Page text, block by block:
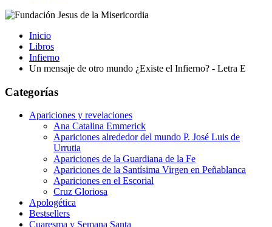
Inicio
Libros
Infierno
Un mensaje de otro mundo ¿Existe el Infierno? - Letra E
Categorías
Apariciones y revelaciones
Ana Catalina Emmerick
Apariciones alrededor del mundo P. José Luis de
Urrutia
Apariciones de la Guardiana de la Fe
Apariciones de la Santísima Virgen en Peñablanca
Apariciones en el Escorial
Cruz Gloriosa
Apologética
Bestsellers
Cuaresma y Semana Santa